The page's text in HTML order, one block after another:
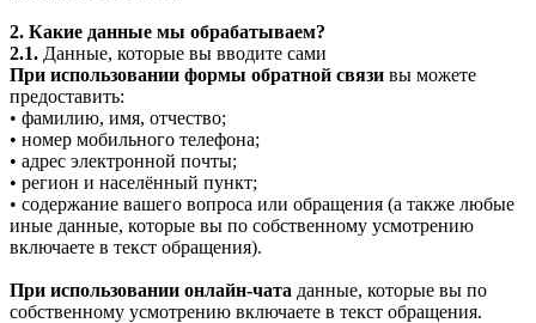
2. Какие данные мы обрабатываем?
2.1. Данные, которые вы вводите сами
При использовании формы обратной связи вы можете
предоставить:
• фамилию, имя, отчество;
• номер мобильного телефона;
• адрес электронной почты;
• регион и населённый пункт;
• содержание вашего вопроса или обращения (а также любые
иные данные, которые вы по собственному усмотрению
включаете в текст обращения).
При использовании онлайн-чата данные, которые вы по
собственному усмотрению включаете в текст обращения.